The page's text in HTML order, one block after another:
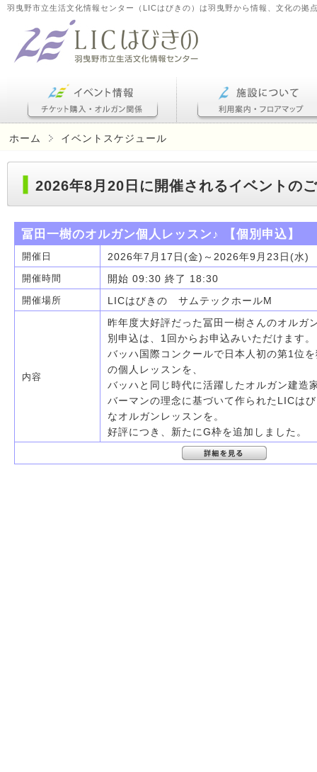
羽曳野市立生活文化情報センター（LICはびきの）は羽曳野から情報、文化の拠
ホーム イベントスケジュール
2026年8月20日に開催されるイベントの
冨田一樹のオルガン個人レッスン♪ 【個別申込】
開催日 2026年7月17日(金)～2026年9月23日(水)
開催時間 開始 09:30 終了 18:30
開催場所 LICはびきの サムテックホールM
内容
昨年度大好評だった冨田一樹さんのオルガ
別申込は、1回からお申込みいただけます。
バッハ国際コンクールで日本人初の第1位
の個人レッスンを、
バッハと同じ時代に活躍したオルガン建造
バーマンの理念に基づいて作られたLICは
なオルガンレッスンを。
好評につき、新たにG枠を追加しました。